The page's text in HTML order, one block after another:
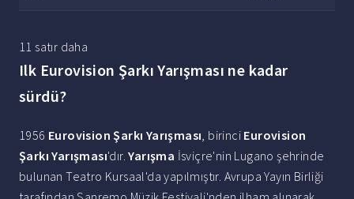
11 satır daha
Ilk Eurovision Şarkı Yarışması ne kadar
sürdü?
1956 Eurovision Şarkı Yarışması, birinci Eurovision
Şarkı Yarışması'dır.Yarışma İsviçre'nin Lugano şehrinde
bulunan Teatro Kursaal'da yapılmıştır. Avrupa Yayın Birliği